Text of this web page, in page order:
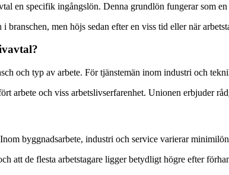
en specifik ingångslön. Denna grundlön fungerar som
men höjs sedan efter en viss tid eller när
och typ av arbete. För tjänstemän inom industri och
arbete och viss arbetslivserfarenhet. Unionen erbjuder
byggnadsarbete, industri och service varierar
att de flesta arbetstagare ligger betydligt högre efter